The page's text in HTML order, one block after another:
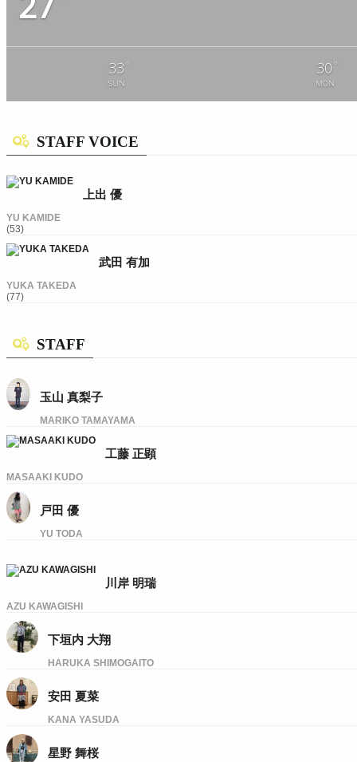
33 °
SUN
30 °
MON
STAFF VOICE
上出 優
YU KAMIDE
(53)
武田 有加
YUKA TAKEDA
(77)
STAFF
玉山 真梨子
MARIKO TAMAYAMA
工藤 正顕
MASAAKI KUDO
戸田 優
YU TODA
川岸 明瑞
AZU KAWAGISHI
下垣内 大翔
HARUKA SHIMOGAITO
安田 夏菜
KANA YASUDA
星野 舞桜